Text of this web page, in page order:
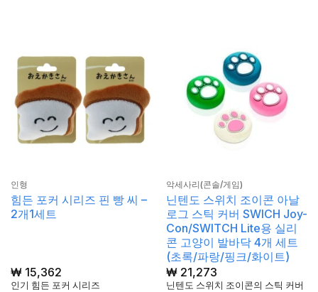
인형
힘든 포커 시리즈 핀 빵 씨 –
2개1세트
₩15,362
인기 힘든 포커 시리즈
악세사리(콘솔/게임)
닌텐도 스위치 조이콘 아날
로그 스틱 커버 SWICH Joy-
Con/SWITCH Lite용 실리
콘 고양이 발바닥 4개 세트
(초록/파랑/핑크/화이트)
₩21,273
닌텐도 스위치 조이콘의 스틱 커버